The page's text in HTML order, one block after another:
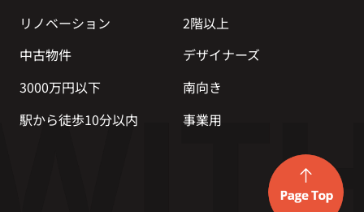
リノベーション
2階以上
中古物件
デザイナーズ
3000万円以下
南向き
駅から徒歩10分以内
事業用